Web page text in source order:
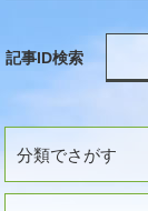
分類でさがす
記事ID検索